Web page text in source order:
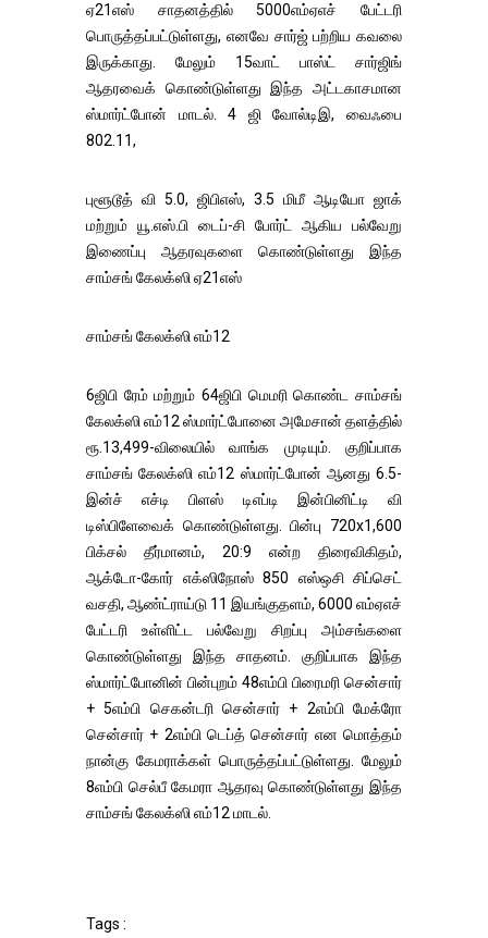
ஏ21எஸ் சாதனத்தில் 5000எம்ஏஎச் பேட்டரி
பொருத்தப்பட்டுள்ளது, எனவே சார்ஜ் பற்றிய கவலை
இருக்காது. மேலும் 15வாட் பாஸ்ட் சார்ஜிங்
ஆதரவைக் கொண்டுள்ளது இந்த அட்டகாசமான
ஸ்மார்ட்போன் மாடல். 4 ஜி வோல்டிஇ, வைஃபை
802.11,
புளூடூத் வி 5.0, ஜிபிஎஸ், 3.5 மிமீ ஆடியோ ஜாக்
மற்றும் யூ.எஸ்.பி டைப்-சி போர்ட் ஆகிய பல்வேறு
இணைப்பு ஆதரவுகளை கொண்டுள்ளது இந்த
சாம்சங் கேலக்ஸி ஏ21எஸ்
சாம்சங் கேலக்ஸி எம்12
6ஜிபி ரேம் மற்றும் 64ஜிபி மெமரி கொண்ட சாம்சங்
கேலக்ஸி எம்12 ஸ்மார்ட்போனை அமேசான் தளத்தில்
ரூ.13,499-விலையில் வாங்க முடியும். குறிப்பாக
சாம்சங் கேலக்ஸி எம்12 ஸ்மார்ட்போன் ஆனது 6.5-
இன்ச் எச்டி பிளஸ் டிஎப்டி இன்பினிட்டி வி
டிஸ்பிளேவைக் கொண்டுள்ளது. பின்பு 720x1,600
பிக்சல் தீர்மானம், 20:9 என்ற திரைவிகிதம்,
ஆக்டோ-கோர் எக்ஸிநோஸ் 850 எஸ்ஒசி சிப்செட்
வசதி, ஆண்ட்ராய்டு 11 இயங்குதளம், 6000 எம்ஏஎச்
பேட்டரி உள்ளிட்ட பல்வேறு சிறப்பு அம்சங்களை
கொண்டுள்ளது இந்த சாதனம். குறிப்பாக இந்த
ஸ்மார்ட்போனின் பின்புறம் 48எம்பி பிரைமரி சென்சார்
+ 5எம்பி செகன்டரி சென்சார் + 2எம்பி மேக்ரோ
சென்சார் + 2எம்பி டெப்த் சென்சார் என மொத்தம்
நான்கு கேமராக்கள் பொருத்தப்பட்டுள்ளது. மேலும்
8எம்பி செல்பீ கேமரா ஆதரவு கொண்டுள்ளது இந்த
சாம்சங் கேலக்ஸி எம்12 மாடல்.
Tags :